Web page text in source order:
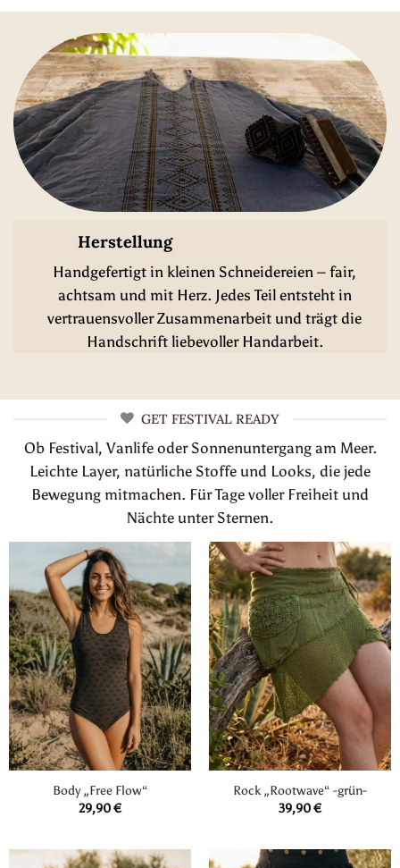
Herstellung
Handgefertigt in kleinen Schneidereien – fair,
achtsam und mit Herz. Jedes Teil entsteht in
vertrauensvoller Zusammenarbeit und trägt die
Handschrift liebevoller Handarbeit.
GET FESTIVAL READY
Ob Festival, Vanlife oder Sonnenuntergang am Meer.
Leichte Layer, natürliche Stoffe und Looks, die jede
Bewegung mitmachen. Für Tage voller Freiheit und
Nächte unter Sternen.
Body „Free Flow“
29,90€
Rock „Rootwave“ -grün-
39,90€